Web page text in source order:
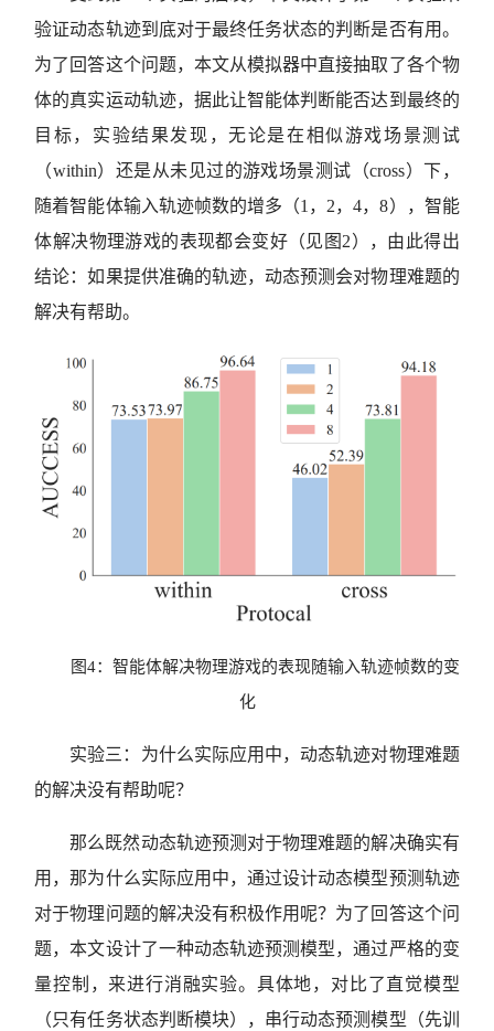
验证动态轨迹到底对于最终任务状态的判断是否有用。
为了回答这个问题，本文从模拟器中直接抽取了各个物
体的真实运动轨迹，据此让智能体判断能否达到最终的
目标，实验结果发现，无论是在相似游戏场景测试
（within）还是从未见过的游戏场景测试（cross）下，
随着智能体输入轨迹帧数的增多（1，2，4，8），智能
体解决物理游戏的表现都会变好（见图2），由此得出
结论：如果提供准确的轨迹，动态预测会对物理难题的
解决有帮助。
图4：智能体解决物理游戏的表现随输入轨迹帧数的变
化
实验三：为什么实际应用中，动态轨迹对物理难题
的解决没有帮助呢？
那么既然动态轨迹预测对于物理难题的解决确实有
用，那为什么实际应用中，通过设计动态模型预测轨迹
对于物理问题的解决没有积极作用呢？为了回答这个问
题，本文设计了一种动态轨迹预测模型，通过严格的变
量控制，来进行消融实验。具体地，对比了直觉模型
（只有任务状态判断模块），串行动态预测模型（先训